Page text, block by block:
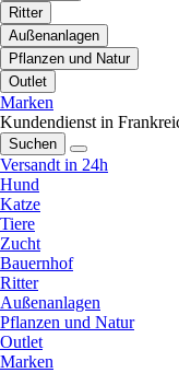
Ritter
Außenanlagen
Pflanzen und Natur
Outlet
Marken
Kundendienst in
Suchen
Versandt in 24h
Hund
Katze
Tiere
Zucht
Bauernhof
Ritter
Außenanlagen
Pflanzen und Natur
Outlet
Marken